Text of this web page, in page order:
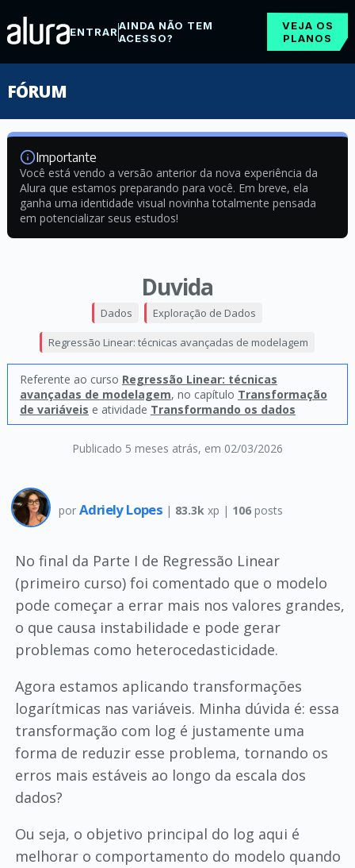
ENTRARAINDA NÃO TEM
ACESSO?
VEJA OS
PLANOS
FÓRUM
Importante
Você está vendo a versão anterior da nova experiência da
Alura que estamos preparando para você. Em breve, ela
ganha uma identidade visual novinha totalmente pensada
em potencializar seus estudos!
Duvida
Publicado 5 meses atrás, em 02/03/2026
Dados Exploração de Dados
Regressão Linear: técnicas avançadas de modelagem
Referente ao curso Regressão Linear: técnicas
avançadas de modelagem, no capítulo Transformação
de variáveis e atividade Transformando os dados
por Adriely Lopes | 83.3k xp | 106posts
No final da Parte I de Regressão Linear
(primeiro curso) foi comentado que o modelo
pode começar a errar mais nos valores grandes,
o que causa instabilidade e pode gerar
problemas como heterocedasticidade.
Agora estamos aplicando transformações
logarítmicas nas variáveis. Minha dúvida é: essa
transformação com log é justamente uma
forma de reduzir esse problema, tornando os
erros mais estáveis ao longo da escala dos
dados?
Ou seja, o objetivo principal do log aqui é
melhorar o comportamento do modelo quando